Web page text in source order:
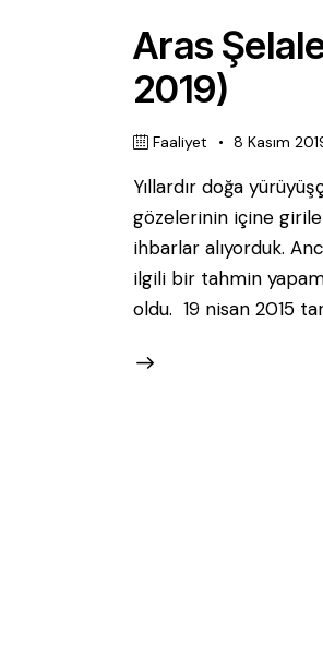
Aras
2019)
Faaliyet 8 Kasım
Yıllardır doğa
gözelerinin içine
ihbarlar alıyorduk.
ilgili bir tahmin
oldu. 19 nisan 2015